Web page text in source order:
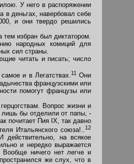
У него в распоряжении
в деньгах, навербовал себе
и они твердо решились
избран был диктатором.
народных комиций для
сил страны.
читать и писать; число
и в Легатствах.11Они
французскими или
помогут французы или
Вопрос жизни и
лишь бы отделили от папы, -
почитает Пия IX, так давно
Итальянского союза!..
12
действительно, на всякое
и нередко выражается
Вообще ничего нет легче и
же слух, что в